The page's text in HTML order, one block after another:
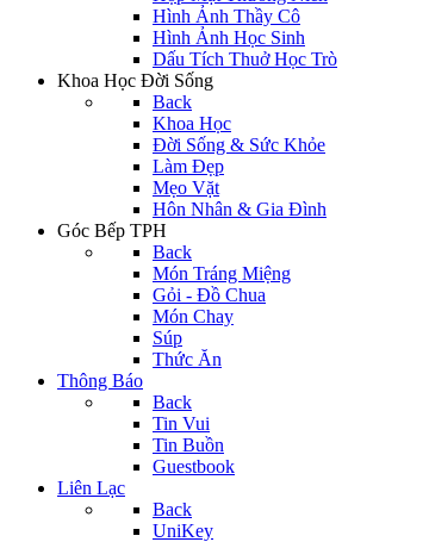
Hình Ảnh Thầy Cô
Hình Ảnh Học Sinh
Dấu Tích Thuở Học Trò
Khoa Học Đời Sống
Back
Khoa Học
Đời Sống & Sức Khỏe
Làm Đẹp
Mẹo Vặt
Hôn Nhân & Gia Đình
Góc Bếp TPH
Back
Món Tráng Miệng
Gỏi - Đồ Chua
Món Chay
Súp
Thức Ăn
Thông Báo
Back
Tin Vui
Tin Buồn
Guestbook
Liên Lạc
Back
UniKey